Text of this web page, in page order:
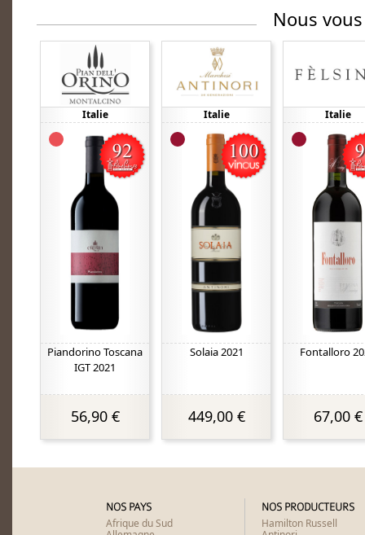
Nous
Italie
Piandorino Toscana
IGT 2021
56,90 €
Italie
Solaia 2021
449,00 €
Italie
Fontalloro
67,00 €
NOS PAYS
Afrique du Sud
NOS PRODUCTEURS
Hamilton Russell